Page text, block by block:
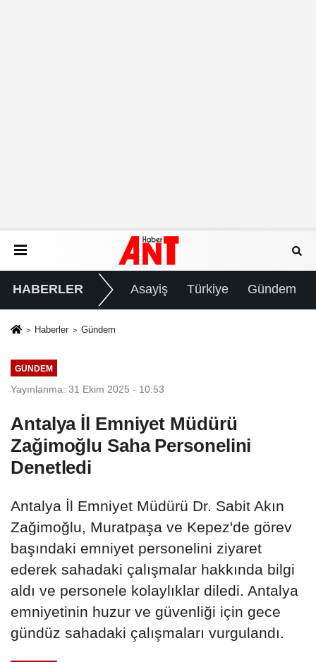
HABERLER Asayiş Türkiye Gündem
Haberler Gündem
GÜNDEM
Yayınlanma: 31 Ekim 2025 - 10:53
Antalya İl Emniyet Müdürü
Zağimoğlu Saha Personelini
Denetledi
Antalya İl Emniyet Müdürü Dr. Sabit Akın
Zağimoğlu, Muratpaşa ve Kepez'de görev
başındaki emniyet personelini ziyaret
ederek sahadaki çalışmalar hakkında bilgi
aldı ve personele kolaylıklar diledi. Antalya
emniyetinin huzur ve güvenliği için gece
gündüz sahadaki çalışmaları vurgulandı.